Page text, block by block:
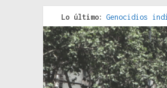
Lo último: Genocidios
Estudios
Donde el
Criterios
Red de